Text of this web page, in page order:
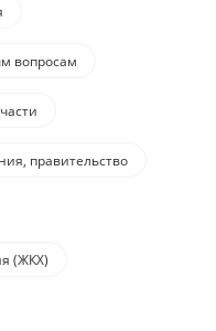
вопросам
правительство
(ЖКХ)